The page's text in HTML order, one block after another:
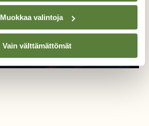
Muokkaa valintoja
Vain välttämättömät